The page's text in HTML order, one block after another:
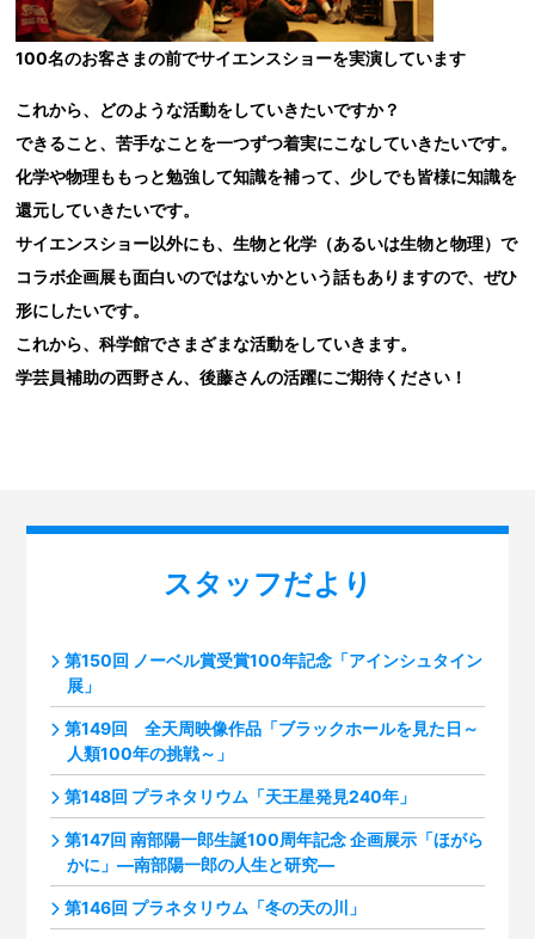
100名のお客さまの前でサイエンスショーを実演しています
これから、どのような活動をしていきたいですか？
できること、苦手なことを一つずつ着実にこなしていきたいです。
化学や物理ももっと勉強して知識を補って、少しでも皆様に知識を
還元していきたいです。
サイエンスショー以外にも、生物と化学（あるいは生物と物理）で
コラボ企画展も面白いのではないかという話もありますので、ぜひ
形にしたいです。
これから、科学館でさまざまな活動をしていきます。
学芸員補助の西野さん、後藤さんの活躍にご期待ください！
スタッフだより
第150回 ノーベル賞受賞100年記念「アインシュタイン
展」
第149回 全天周映像作品「ブラックホールを見た日～
人類100年の挑戦～」
第148回 プラネタリウム「天王星発見240年」
第147回 南部陽一郎生誕100周年記念 企画展示「ほがら
かに」―南部陽一郎の人生と研究―
第146回 プラネタリウム「冬の天の川」